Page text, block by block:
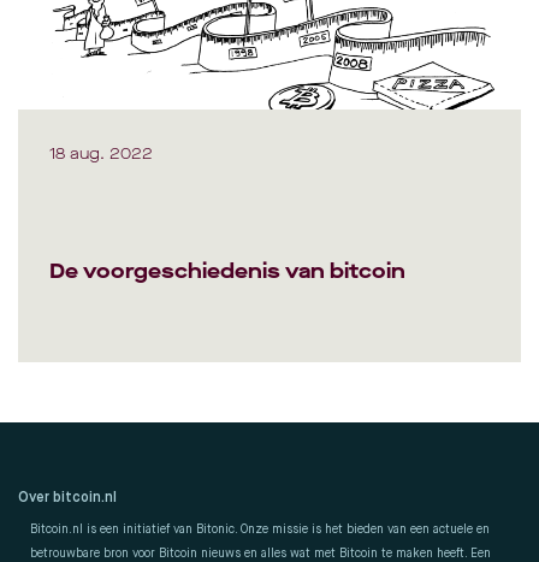
18 aug. 2022
De voorgeschiedenis van bitcoin
Over bitcoin.nl
Bitcoin.nl is een initiatief van Bitonic. Onze missie is het bieden van een actuele en
betrouwbare bron voor Bitcoin nieuws en alles wat met Bitcoin te maken heeft. Een